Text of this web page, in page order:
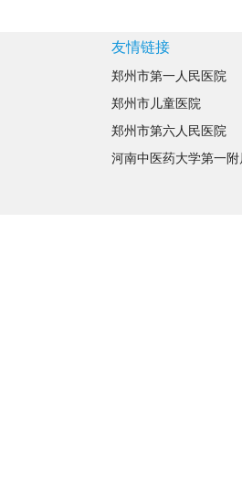
友情链接
郑州市第一人民医院
郑州市儿童医院
郑州市第六人民医院
河南中医药大学第一